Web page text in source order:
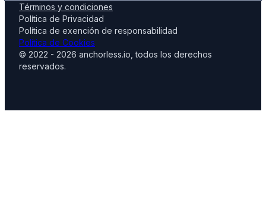
Términos y condiciones
Política de Privacidad
Política de exención de responsabilidad
Política de Cookies
© 2022 - 2026 anchorless.io, todos los derechos
reservados.